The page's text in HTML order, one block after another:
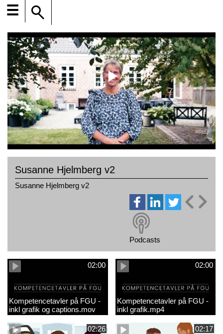
☰
Susanne Hjelmberg v2
Susanne Hjelmberg v2
Podcasts
02:00
Kompetencetavler på FGU -
inkl grafik og captions.mov
02:00
Kompetencetavler på FGU -
inkl grafik.mp4
02:26 02:17